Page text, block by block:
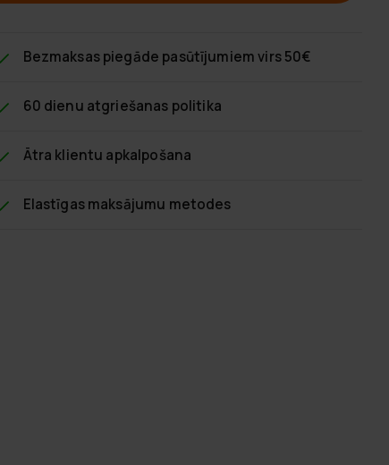
Bezmaksas piegāde pasūtījumiem virs 50€
60 dienu atgriešanas politika
Ātra klientu apkalpošana
Elastīgas maksājumu metodes